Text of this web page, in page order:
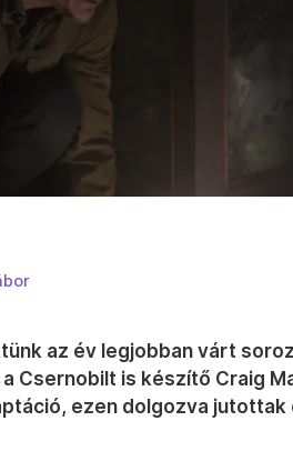
az év legjobban várt
Csernobilt is készítő Craig
ezen dolgozva